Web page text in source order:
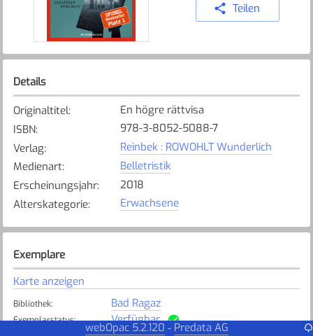
Teilen
Details
Originaltitel:
En högre rättvisa
ISBN:
978-3-8052-5088-7
Verlag:
Reinbek : ROWOHLT Wunderlich
Medienart:
Belletristik
Erscheinungsjahr:
2018
Alterskategorie: Erwachsene
Exemplare
Karte anzeigen
Bibliothek: Bad Ragaz
Exemplarstatus: Verfügbar
webOpac 5.2.120 - Predata AG